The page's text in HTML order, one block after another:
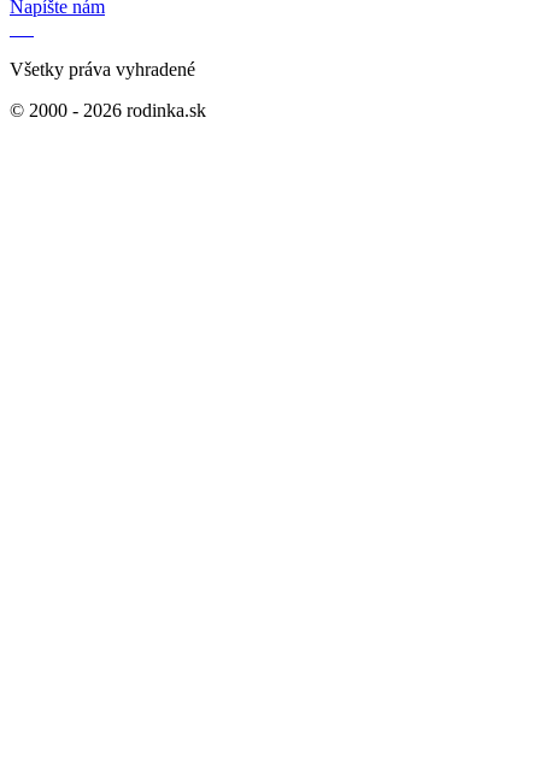
Napíšte nám
Všetky práva vyhradené
© 2000 - 2026 rodinka.sk